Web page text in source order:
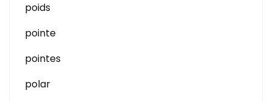
poids
pointe
pointes
polar